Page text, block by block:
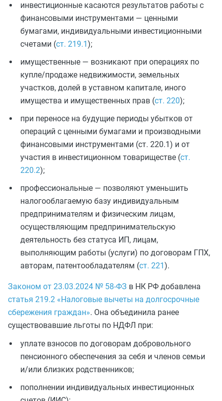
инвестиционные касаются результатов работы с
финансовыми инструментами — ценными
бумагами, индивидуальными инвестиционными
счетами (ст. 219.1);
имущественные — возникают при операциях по
купле/продаже недвижимости, земельных
участков, долей в уставном капитале, иного
имущества и имущественных прав (ст. 220);
при переносе на будущие периоды убытков от
операций с ценными бумагами и производными
финансовыми инструментами (ст. 220.1) и от
участия в инвестиционном товариществе (ст.
220.2);
профессиональные — позволяют уменьшить
налогооблагаемую базу индивидуальным
предпринимателям и физическим лицам,
осуществляющим предпринимательскую
деятельность без статуса ИП, лицам,
выполняющим работы (услуги) по договорам ГПХ,
авторам, патентообладателям (ст. 221).
Законом от 23.03.2024 № 58-ФЗ в НК РФ добавлена
статья 219.2 «Налоговые вычеты на долгосрочные
сбережения граждан». Она объединила ранее
существовавшие льготы по НДФЛ при:
уплате взносов по договорам добровольного
пенсионного обеспечения за себя и членов семьи
и/или близких родственников;
пополнении индивидуальных инвестиционных